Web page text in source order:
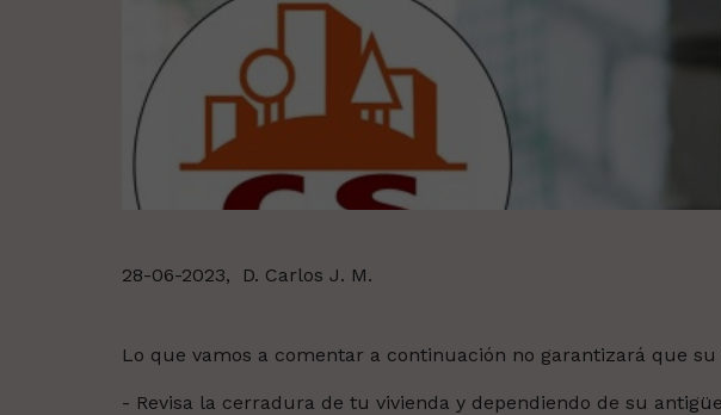
28-06-2023, D. Carlos J. M.
Lo que vamos a comentar a continuación no garantizará que
- Revisa la cerradura de tu vivienda y dependiendo de su